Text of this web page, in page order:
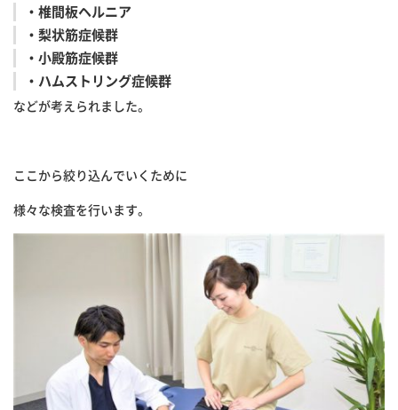
・椎間板ヘルニア
・梨状筋症候群
・小殿筋症候群
・ハムストリング症候群
などが考えられました。
ここから絞り込んでいくために
様々な検査を行います。